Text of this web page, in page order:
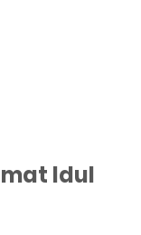
Idul